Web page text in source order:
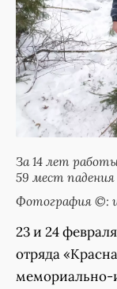
За 14 лет
59 мест падения
Фотография ©:
23 и 24
отряда
мемориально-